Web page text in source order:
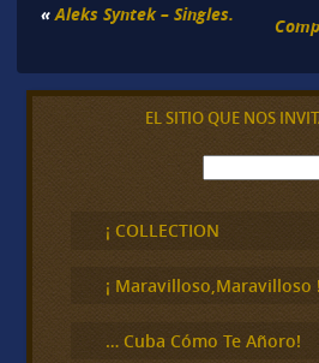
« Aleks Syntek – Singles.
EL SITIO QUE NOS
B
u
c
a
¡ COLLECTION
¡ Maravilloso,Maravilloso !
… Cuba Cómo Te Añoro!